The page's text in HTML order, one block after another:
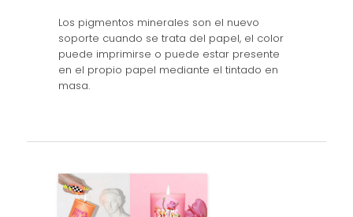
Los pigmentos minerales son el nuevo
soporte cuando se trata del papel, el color
puede imprimirse o puede estar presente
en el propio papel mediante el tintado en
masa.